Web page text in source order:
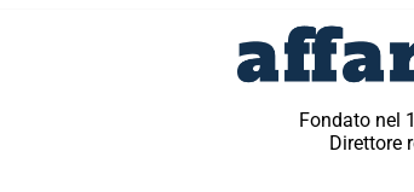
Fondato nel
Direttore